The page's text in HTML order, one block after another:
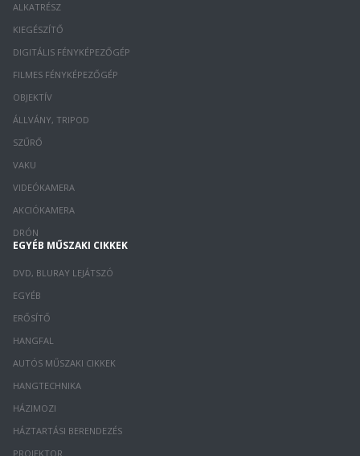
ALKATRÉSZ
KIEGÉSZÍTŐ
DIGITÁLIS FÉNYKÉPEZŐGÉP
FILMES FÉNYKÉPEZŐGÉP
OBJEKTÍV
ÁLLVÁNY, TRIPOD
SZŰRŐ
VAKU
VIDEÓKAMERA
AKCIÓKAMERA
DRÓN
EGYÉB MŰSZAKI CIKKEK
DVD, BLURAY LEJÁTSZÓ
EGYÉB
ERŐSÍTŐ
HANGFAL
AUTÓS MŰSZAKI CIKKEK
HANGTECHNIKA
HÁZIMOZI
HÁZTARTÁSI BERENDEZÉS
PROJEKTOR